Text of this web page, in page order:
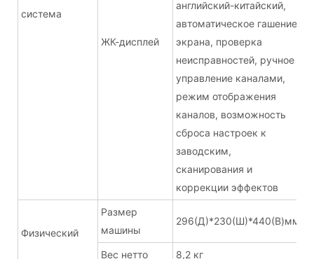
система
ЖК-дисплей
английский-китайский,
автоматическое гашение
экрана, проверка
неисправностей, ручное
управление каналами,
режим отображения
каналов, возможность
сброса настроек к
заводским,
сканирования и
коррекции эффектов
Физический
Размер
машины
296(Д)*230(Ш)*440(В)мм
Вес нетто 8,2 кг